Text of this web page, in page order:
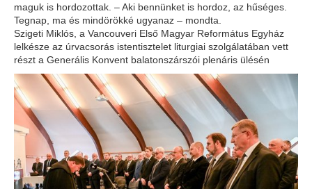
maguk is hordozottak. – Aki bennünket is hordoz, az hűséges.
Tegnap, ma és mindörökké ugyanaz – mondta.
Szigeti Miklós, a Vancouveri Első Magyar Református Egyház
lelkésze az úrvacsorás istentisztelet liturgiai szolgálatában vett
részt a Generális Konvent balatonszárszói plenáris ülésén